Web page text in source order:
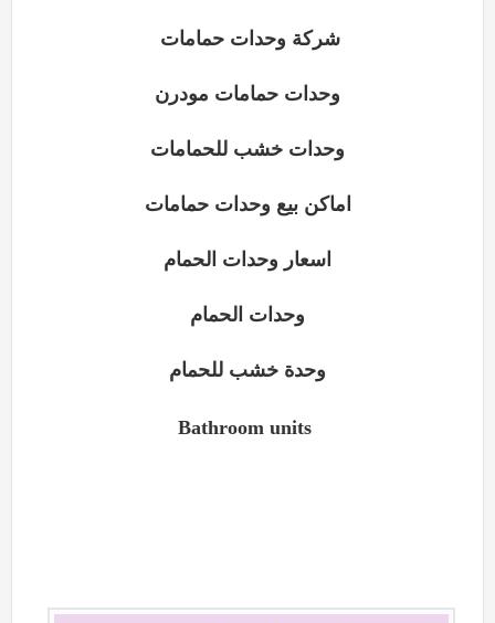
شركة وحدات حمامات
وحدات حمامات مودرن
اماكن بيع وحدات حمامات
اسعار وحدات الحمام
وحدات الحمام
Bathroom units